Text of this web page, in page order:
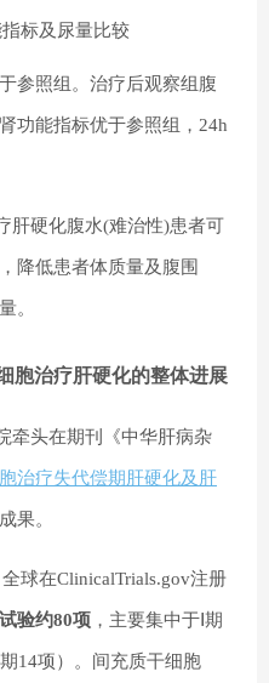
标及尿量比较
参照组。治疗后观察组腹
功能指标优于参照组，24h
肝硬化腹水(难治性)患者可
降低患者体质量及腹围
。
胞治疗肝硬化的整体进展
牵头在期刊《中华肝病杂
胞治疗失代偿期肝硬化及肝
果。
球在ClinicalTrials.gov注册
验约80项 ，主要集中于Ⅰ期
期14项）。间充质干细胞